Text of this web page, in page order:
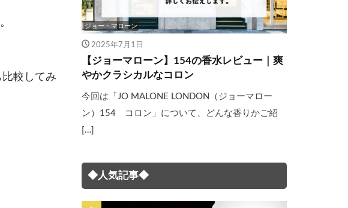
較してみ
ジョー・マローン
2025年7月1日
【ジョーマローン】154の香水レビュー｜爽
やかクラシカルなコロン
今回は「JO MALONE LONDON（ジョーマロー
ン）154 コロン」について、どんな香りかご紹
[…]
◆人気記事◆